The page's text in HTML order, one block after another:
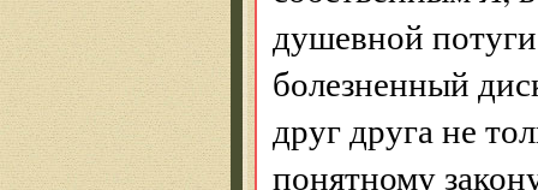
душевной
болезненный
друг друга не
понятному